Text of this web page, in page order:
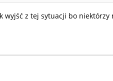
z tej sytuacji bo